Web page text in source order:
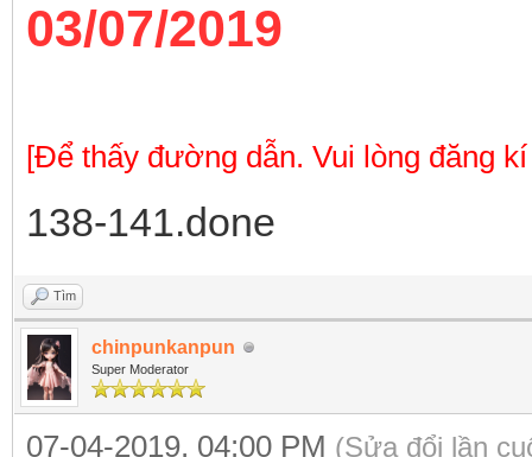
03/07/2019
[Để thấy đường dẫn. Vui lòng đăng
138-141.done
Tìm
chinpunkanpun
Super Moderator
07-04-2019, 04:00 PM (Sửa đổi lần